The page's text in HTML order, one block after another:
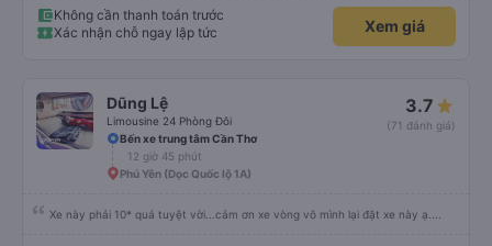
Không cần thanh toán trước
Xác nhận chỗ ngay lập tức
Xem giá
Dũng Lệ
Limousine 24 Phòng Đôi
3.7
(71 đánh giá)
Bến xe trung tâm Cần Thơ
12 giờ 45 phút
Phú Yên (Dọc Quốc lộ 1A)
Xe này phải 10* quá tuyệt vời...cảm ơn xe vòng vô mình lại đặt xe này ạ....